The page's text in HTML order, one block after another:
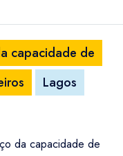
capacidade de
Lagos
da capacidade de